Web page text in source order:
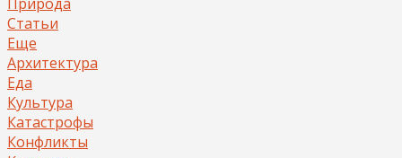
Статьи
Еще
Архитектура
Еда
Культура
Катастрофы
Конфликты